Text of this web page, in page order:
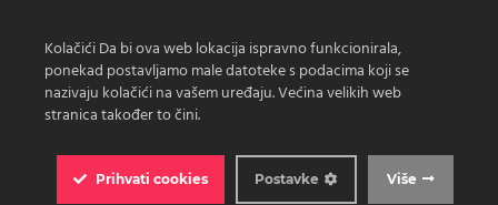
Kolačići Da bi ova web lokacija ispravno funkcionirala,
ponekad postavljamo male datoteke s podacima koji se
nazivaju kolačići na vašem uređaju. Većina velikih web
stranica također to čini.
Prihvati cookies Više
Postavke